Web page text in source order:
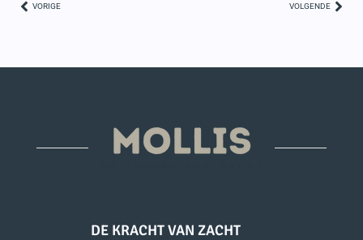
VORIGE VOLGENDE
DE KRACHT VAN ZACHT